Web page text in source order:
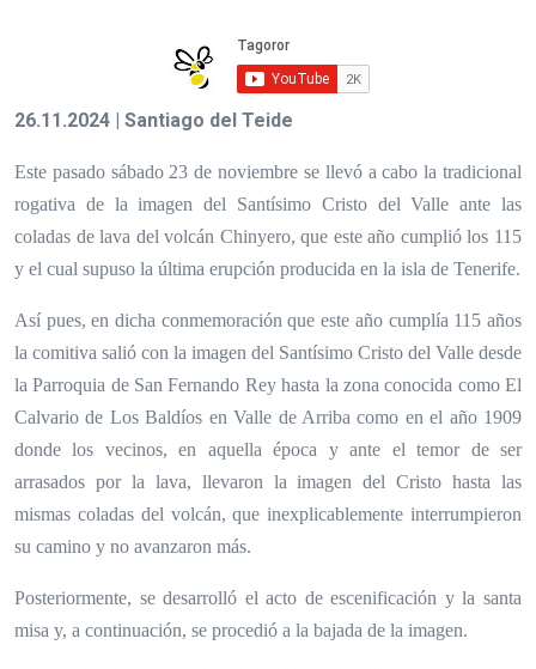
26.11.2024 | Santiago del Teide
Este pasado sábado 23 de noviembre se llevó a cabo la tradicional
rogativa de la imagen del Santísimo Cristo del Valle ante las
coladas de lava del volcán Chinyero, que este año cumplió los 115
y el cual supuso la última erupción producida en la isla de Tenerife.
Así pues, en dicha conmemoración que este año cumplía 115 años
la comitiva salió con la imagen del Santísimo Cristo del Valle desde
la Parroquia de San Fernando Rey hasta la zona conocida como El
Calvario de Los Baldíos en Valle de Arriba como en el año 1909
donde los vecinos, en aquella época y ante el temor de ser
arrasados por la lava, llevaron la imagen del Cristo hasta las
mismas coladas del volcán, que inexplicablemente interrumpieron
su camino y no avanzaron más.
Posteriormente, se desarrolló el acto de escenificación y la santa
misa y, a continuación, se procedió a la bajada de la imagen.